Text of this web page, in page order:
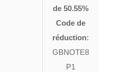
de 50.55%
Code de
réduction:
GBNOTE8
P1